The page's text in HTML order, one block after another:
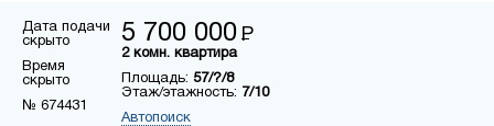
Дата подачи
скрыто
Время
скрыто
№ 674431
5 700 000 Р
2 комн. квартира
Площадь: 57/?/8
Этаж/этажность: 7/10
Автопоиск